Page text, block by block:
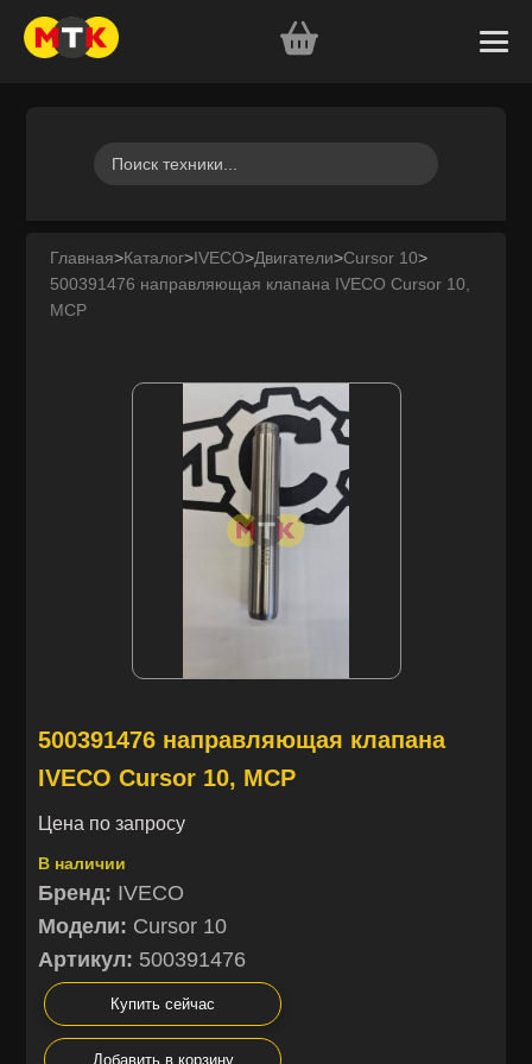
Главная>Каталог>IVECO>Двигатели>Cursor 10>
500391476 направляющая клапана IVECO Cursor 10,
MCP
500391476 направляющая клапана
IVECO Cursor 10, MCP
Цена по запросу
В наличии
Бренд: IVECO
Модели: Cursor 10
Артикул: 500391476
Купить сейчас
Добавить в корзину